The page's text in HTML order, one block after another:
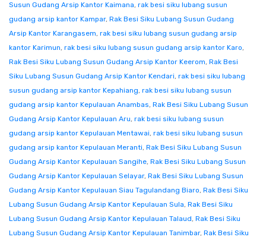
Susun Gudang Arsip Kantor Kaimana, rak besi siku lubang susun
gudang arsip kantor Kampar, Rak Besi Siku Lubang Susun Gudang
Arsip Kantor Karangasem, rak besi siku lubang susun gudang arsip
kantor Karimun, rak besi siku lubang susun gudang arsip kantor Karo,
Rak Besi Siku Lubang Susun Gudang Arsip Kantor Keerom, Rak Besi
Siku Lubang Susun Gudang Arsip Kantor Kendari, rak besi siku lubang
susun gudang arsip kantor Kepahiang, rak besi siku lubang susun
gudang arsip kantor Kepulauan Anambas, Rak Besi Siku Lubang Susun
Gudang Arsip Kantor Kepulauan Aru, rak besi siku lubang susun
gudang arsip kantor Kepulauan Mentawai, rak besi siku lubang susun
gudang arsip kantor Kepulauan Meranti, Rak Besi Siku Lubang Susun
Gudang Arsip Kantor Kepulauan Sangihe, Rak Besi Siku Lubang Susun
Gudang Arsip Kantor Kepulauan Selayar, Rak Besi Siku Lubang Susun
Gudang Arsip Kantor Kepulauan Siau Tagulandang Biaro, Rak Besi Siku
Lubang Susun Gudang Arsip Kantor Kepulauan Sula, Rak Besi Siku
Lubang Susun Gudang Arsip Kantor Kepulauan Talaud, Rak Besi Siku
Lubang Susun Gudang Arsip Kantor Kepulauan Tanimbar, Rak Besi Siku